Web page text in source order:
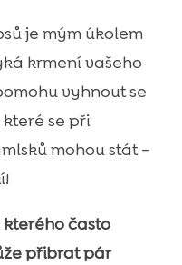
je mým úkolem
krmení vašeho
vyhnout se
se při
mohou stát –
kterého často
přibrat pár